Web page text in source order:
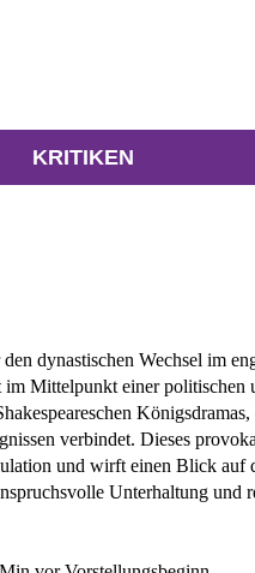
KRITIKEN
dynastischen Wechsel im
Mittelpunkt einer
verbindet. Dieses
und wirft einen Blick
Unterhaltung
Heike
Svea
Werk […], Zitate-prall, aber